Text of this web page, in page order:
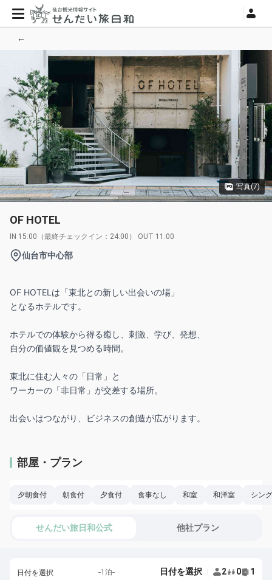
←
写真(7)
OF HOTEL
IN 15:00（最終チェックイン：24:00） OUT 11:00
仙台市中心部
OF HOTELは「東北との新しい出会いの場」
となるホテルです。
ホテルでの体験から得る癒し、刺激、学び、発想、
自分の価値観を見つめる時間。
東北に住む人々の「日常」と
ワーカーの「非日常」が交差する場所。
部屋・プラン
夕朝食付 朝食付 夕食付 食事なし 和室 和洋室 シン
せんだい旅日和公式 他社プラン
日付を選択 1泊 日付を選択 2 0 1